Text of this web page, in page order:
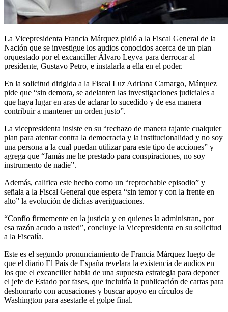
La Vicepresidenta Francia Márquez pidió a la Fiscal General de la
Nación que se investigue los audios conocidos acerca de un plan
orquestado por el excanciller Álvaro Leyva para derrocar al
presidente, Gustavo Petro, e instalarla a ella en el poder.
En la solicitud dirigida a la Fiscal Luz Adriana Camargo, Márquez
pide que “sin demora, se adelanten las investigaciones judiciales a
que haya lugar en aras de aclarar lo sucedido y de esa manera
contribuir a mantener un orden justo”.
La vicepresidenta insiste en su “rechazo de manera tajante cualquier
plan para atentar contra la democracia y la institucionalidad y no soy
una persona a la cual puedan utilizar para este tipo de acciones” y
agrega que “Jamás me he prestado para conspiraciones, no soy
instrumento de nadie”.
Además, califica este hecho como un “reprochable episodio” y
señala a la Fiscal General que espera “sin temor y con la frente en
alto” la evolución de dichas averiguaciones.
“Confío firmemente en la justicia y en quienes la administran, por
esa razón acudo a usted”, concluye la Vicepresidenta en su solicitud
a la Fiscalía.
Este es el segundo pronunciamiento de Francia Márquez luego de
que el diario El País de España revelara la existencia de audios en
los que el excanciller habla de una supuesta estrategia para deponer
el jefe de Estado por fases, que incluiría la publicación de cartas para
deshonrarlo con acusaciones y buscar apoyo en círculos de
Washington para asestarle el golpe final.